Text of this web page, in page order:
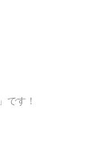
」です！